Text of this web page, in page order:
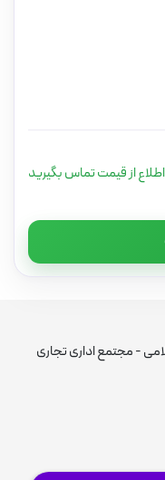
اطلاع از قیمت تماس بگیرید
- مجتمع اداری تجاری